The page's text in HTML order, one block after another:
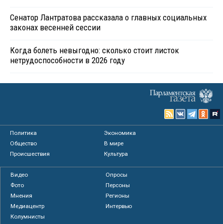
Сенатор Лантратова рассказала о главных социальных
законах весенней сессии
Когда болеть невыгодно: сколько стоит листок
нетрудоспособности в 2026 году
Политика
Экономика
Общество
В мире
Происшествия
Культура
Видео
Опросы
Фото
Персоны
Мнения
Регионы
Медиацентр
Интервью
Колумнисты